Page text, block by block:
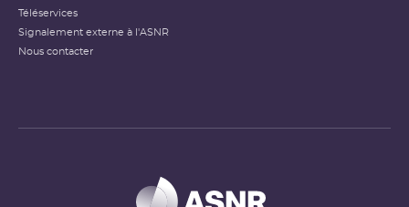
Téléservices
Signalement externe à l'ASNR
Nous contacter